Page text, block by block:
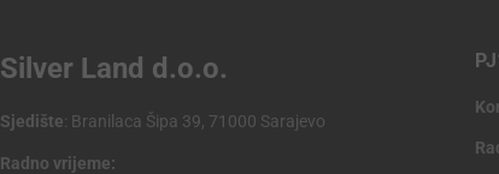
Silver Land d.o.o.
Sjedište: Branilaca Šipa 39, 71000 Sarajevo
Radno vrijeme: